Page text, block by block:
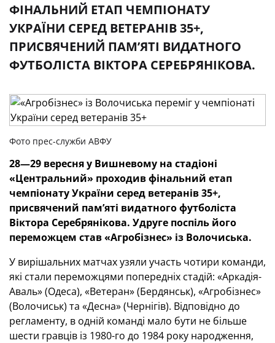
ФІНАЛЬНИЙ ЕТАП ЧЕМПІОНАТУ
УКРАЇНИ СЕРЕД ВЕТЕРАНІВ 35+,
ПРИСВЯЧЕНИЙ ПАМ’ЯТІ ВИДАТНОГО
ФУТБОЛІСТА ВІКТОРА СЕРЕБРЯНІКОВА.
Фото прес-служби АВФУ
28—29 вересня у Вишневому на стадіоні
«Центральний» проходив фінальний етап
чемпіонату України серед ветеранів 35+,
присвячений пам’яті видатного футболіста
Віктора Серебрянікова. Удруге поспіль його
переможцем став «Агробізнес» із Волочиська.
У вирішальних матчах узяли участь чотири команди,
які стали переможцями попередніх стадій: «Аркадія-
Аваль» (Одеса), «Ветеран» (Бердянськ), «Агробізнес»
(Волочиськ) та «Десна» (Чернігів). Відповідно до
регламенту, в одній команді мало бути не більше
шести гравців із 1980-го до 1984 року народження,